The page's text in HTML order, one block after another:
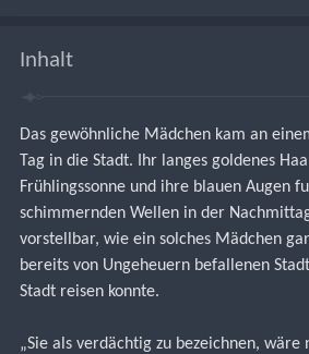
Inhalt
Das gewöhnliche Mädchen kam an
Tag in die Stadt. Ihr langes goldenes
Frühlingssonne und ihre blauen Augen
schimmernden Wellen in der
vorstellbar, wie ein solches Mädchen
bereits von Ungeheuern befallenen
Stadt reisen konnte.
„Sie als verdächtig zu bezeichnen,